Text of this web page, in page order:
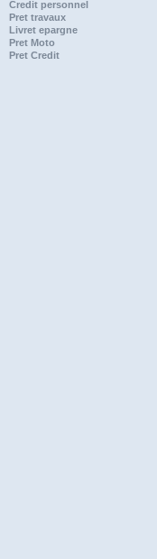
Credit personnel
Pret travaux
Livret epargne
Pret Moto
Pret Credit